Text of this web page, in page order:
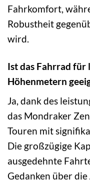
Fahrkomfort,
Robustheit
wird.
Ist das Fahrrad für
Höhenmetern
Ja, dank des
das Mondraker
Touren mit
Die großzügige
ausgedehnte
Gedanken über